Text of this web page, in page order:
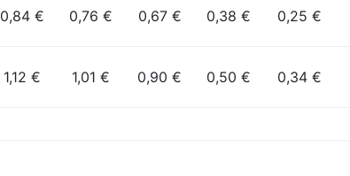
0,84 € 0,76 € 0,67 € 0,38 € 0,25 €
1,12 € 1,01 € 0,90 € 0,50 € 0,34 €